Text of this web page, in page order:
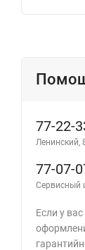
77-22-
Ленинский,
77-07-
Сервисный
Если у